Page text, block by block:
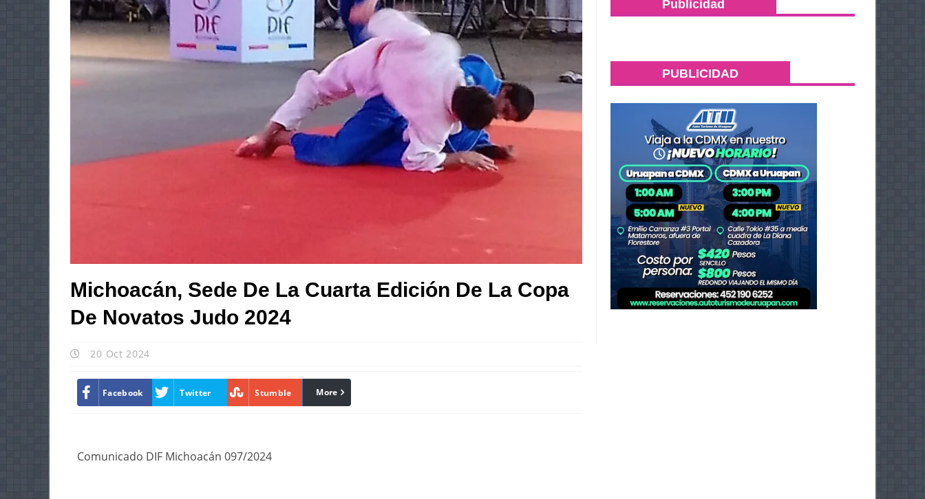
Michoacán, Sede De La Cuarta Edición De La Copa
De Novatos Judo 2024
20 Oct 2024
Facebook Twitter Stumble linkedin
More
Comunicado DIF Michoacán 097/2024
Publicidad
PUBLICIDAD